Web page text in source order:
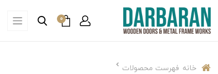
0
خانه فهرست محصولات